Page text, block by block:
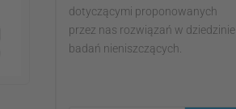
dotyczącymi proponowanych
przez nas rozwiązań w dziedzinie
badań nieniszczących.